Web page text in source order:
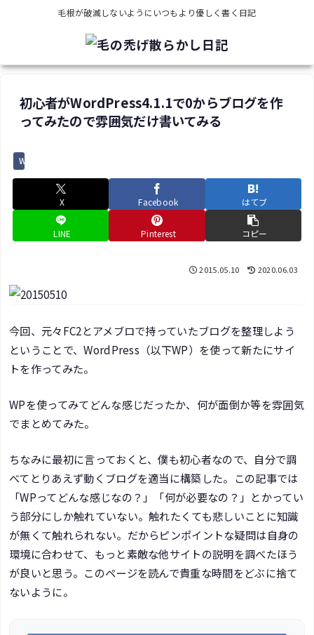
毛根が破滅しないようにいつもより優しく書く日記
初心者がWordPress4.1.1で0からブログを作
ってみたので雰囲気だけ書いてみる
Wordpress
X Facebook はてブ
LINE Pinterest コピー
2015.05.10 2020.06.03
今回、元々FC2とアメブロで持っていたブログを整理しよう
ということで、WordPress（以下WP）を使って新たにサイ
トを作ってみた。
WPを使ってみてどんな感じだったか、何が面倒か等を雰囲気
でまとめてみた。
ちなみに最初に言っておくと、僕も初心者なので、自分で調
べてとりあえず動くブログを適当に構築した。この記事では
「WPってどんな感じなの？」「何が必要なの？」とかってい
う部分にしか触れていない。触れたくても悲しいことに知識
が無くて触れられない。だからピンポイントな疑問は自身の
環境に合わせて、もっと素敵な他サイトの説明を調べたほう
が良いと思う。このページを読んで貴重な時間をどぶに捨て
ないように。